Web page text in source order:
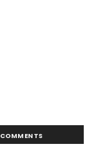
COMMENTS